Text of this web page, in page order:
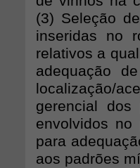
(3) Seleção
inseridas no
relativos a
adequação
localização/
gerencial dos
envolvidos
para
aos padrões